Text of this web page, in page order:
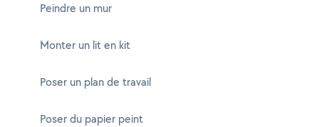
Peindre un mur
Monter un lit en kit
Poser un plan de travail
Poser du papier peint